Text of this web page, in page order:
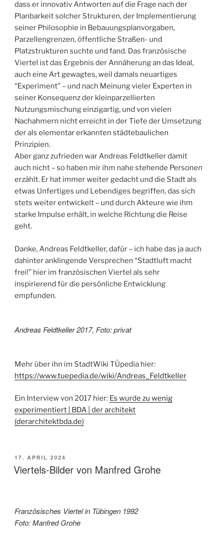
dass er innovativ Antworten auf die Frage nach der
Planbarkeit solcher Strukturen, der Implementierung
seiner Philosophie in Bebauungsplanvorgaben,
Parzellengrenzen, öffentliche Straßen- und
Platzstrukturen suchte und fand. Das französische
Viertel ist das Ergebnis der Annäherung an das Ideal,
auch eine Art gewagtes, weil damals neuartiges
“Experiment” – und nach Meinung vieler Experten in
seiner Konsequenz der kleinparzellierten
Nutzungsmischung einzigartig, und von vielen
Nachahmern nicht erreicht in der Tiefe der Umsetzung
der als elementar erkannten städtebaulichen
Prinzipien.
Aber ganz zufrieden war Andreas Feldtkeller damit
auch nicht – so haben mir ihm nahe stehende Personen
erzählt. Er hat immer weiter gedacht und die Stadt als
etwas Unfertiges und Lebendiges begriffen, das sich
stets weiter entwickelt – und durch Akteure wie ihm
starke Impulse erhält, in welche Richtung die Reise
geht.
Danke, Andreas Feldtkeller, dafür – ich habe das ja auch
dahinter anklingende Versprechen “Stadtluft macht
frei!” hier im französischen Viertel als sehr
inspirierend für die persönliche Entwicklung
empfunden.
Andreas Feldtkeller 2017, Foto: privat
Mehr über ihn im StadtWiki TÜpedia hier:
https://www.tuepedia.de/wiki/Andreas_Feldtkeller
Ein Interview von 2017 hier: Es wurde zu wenig
experimentiert | BDA | der architekt
(derarchitektbda.de)
VERÖFFENTLICHT
AM
17. APRIL 2024
Viertels-Bilder von Manfred Grohe
Französisches Viertel in Tübingen 1992
Foto: Manfred Grohe